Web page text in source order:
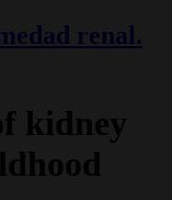
renal.
kidney